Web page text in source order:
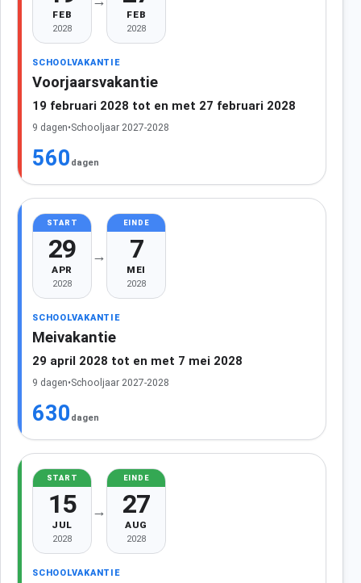
FEB
2028
FEB
2028
SCHOOLVAKANTIE
Voorjaarsvakantie
19 februari 2028 tot en met 27 februari 2028
9 dagen•Schooljaar 2027-2028
560 dagen
START
29
APR
2028
→
EINDE
7
MEI
2028
SCHOOLVAKANTIE
Meivakantie
29 april 2028 tot en met 7 mei 2028
9 dagen•Schooljaar 2027-2028
630 dagen
START
15
JUL
2028
→
EINDE
27
AUG
2028
SCHOOLVAKANTIE